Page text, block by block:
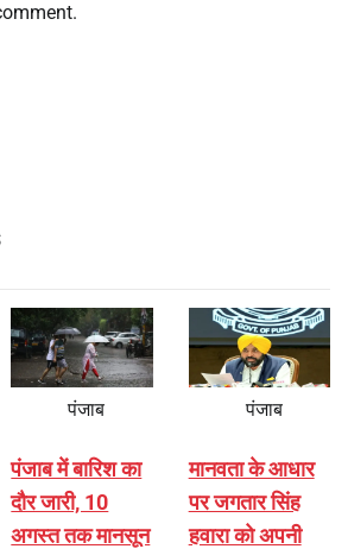
पंजाब
पंजाब में बारिश का
दौर जारी, 10
अगस्त तक मानसून
पंजाब
मानवता के आधार
पर जगतार सिंह
हवारा को अपनी